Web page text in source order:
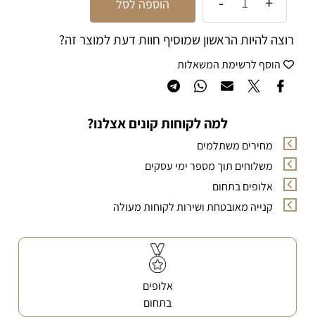
הוספה לסל
רוצה להיות הראשון שמוסיף חוות דעת למוצר זה?
הוסף לרשימת המשאלות
למה לקוחות קונים אצלנו?
מחירים משתלמים
משלוחים תוך מספר ימי עסקים
אלופים בתחום
קנייה מאובטחת ושירות לקוחות מעולה
אלופים
בתחום